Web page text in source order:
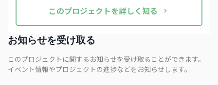
このプロジェクトを詳しく知る
お知らせを受け取る
このプロジェクトに関するお知らせを受け取ることができます。
イベント情報やプロジェクトの進捗などをお知らせします。